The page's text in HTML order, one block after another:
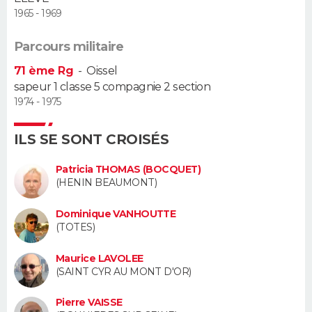
PHOTO
GUIDES D'ACHAT
BONS PLANS
Carte de Noël
Carte Bonne année
Carte Saint-Valentin
Carte Pâques
Carte d'anniversaire
DICTIONNAIRE
Dictionnaire
Biographies
Citations
Expressions
Proverbes
PROGRAMME TV
COPAINS D'AVANT
S'inscrire
Se connecter
Lycées
Collèges
Primaires
Universités
Entreprises
Service militaire
Avis de recherche
1965 - 1969
Parcours militaire
71 ème Rg-Oissel
sapeur 1 classe 5 compagnie 2 section
1974 - 1975
ILS SE SONT CROISÉS
Patricia THOMAS (BOCQUET)
(HENIN BEAUMONT)
Dominique VANHOUTTE
(TOTES)
Maurice LAVOLEE
(SAINT CYR AU MONT D'OR)
Pierre VAISSE